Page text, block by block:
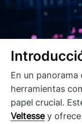
En un
herramientas
papel crucial.
Veltessey ofrece